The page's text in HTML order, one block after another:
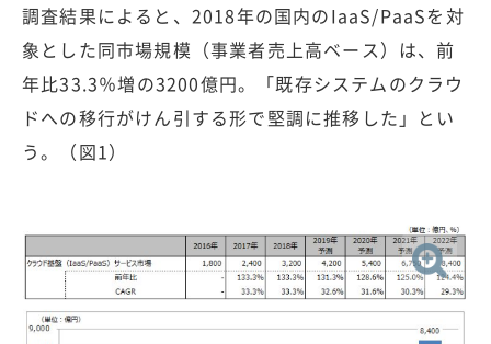
調査結果によると、2018年の国内のIaaS/PaaSを対
象とした同市場規模（事業者売上高ベース）は、前
年比33.3％増の3200億円。「既存システムのクラウ
ドへの移行がけん引する形で堅調に推移した」とい
う。（図1）